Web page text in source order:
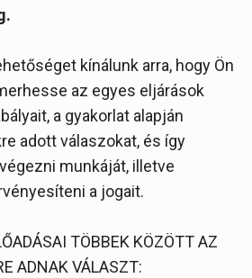
kínálunk arra, hogy Ön
az egyes eljárások
a gyakorlat alapján
adott válaszokat, és így
munkáját, illetve
a jogait.
TÖBBEK KÖZÖTT AZ
ADNAK VÁLASZT: